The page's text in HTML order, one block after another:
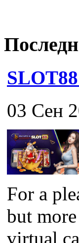
03 Сен
For a
but
virtual